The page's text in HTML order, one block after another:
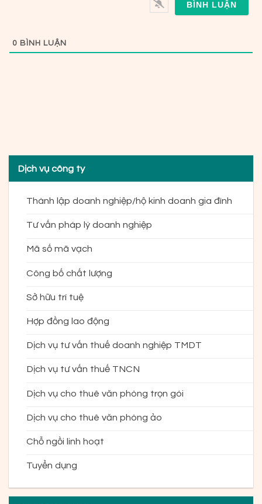
0 BÌNH LUẬN
Dịch vụ công ty
Thành lập doanh nghiệp/hộ kinh doanh gia đình
Tư vấn pháp lý doanh nghiệp
Mã số mã vạch
Công bố chất lượng
Sở hữu trí tuệ
Hợp đồng lao động
Dịch vụ tư vấn thuế doanh nghiệp TMDT
Dịch vụ tư vấn thuế TNCN
Dịch vụ cho thuê văn phòng trọn gói
Dịch vụ cho thuê văn phòng ảo
Chỗ ngồi linh hoạt
Tuyển dụng